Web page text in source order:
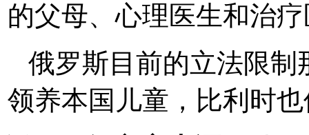
的父母、心理医生和治
俄罗斯目前的立法限
领养本国儿童，比利时